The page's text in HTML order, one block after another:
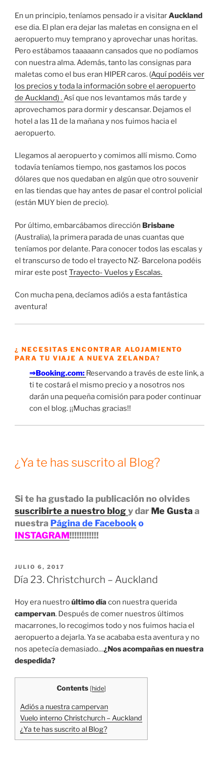
En un principio, teníamos pensado ir a visitarAuckland
ese dia. El plan era dejar las maletas en consigna en el
aeropuerto muy temprano y aprovechar unas horitas.
Pero estábamos taaaaann cansados que no podíamos
con nuestra alma. Además, tanto las consignas para
maletas como el bus eran HIPER caros. (Aquí podéis ver
los precios y toda la información sobre el aeropuerto
de Auckland) .Así que nos levantamos más tarde y
aprovechamos para dormir y descansar. Dejamos el
hotel a las 11 de la mañana y nos fuimos hacia el
aeropuerto.
Llegamos al aeropuerto y comimos allí mismo. Como
todavía teníamos tiempo, nos gastamos los pocos
dólares que nos quedaban en algún que otro souvenir
en las tiendas que hay antes de pasar el control policial
(están MUY bien de precio).
Por último, embarcábamos dirección Brisbane
(Australia), la primera parada de unas cuantas que
teníamos por delante. Para conocer todos las escalas y
el transcurso de todo el trayecto NZ- Barcelona podéis
mirar este postTrayecto- Vuelos y Escalas.
Con mucha pena, decíamos adiós a esta fantástica
aventura!
¿ NECESITAS ENCONTRAR ALOJAMIENTO
PARA TU VIAJE A NUEVA ZELANDA?
⇒Booking.com: Reservando a través de este link, a
ti te costará el mismo precio y a nosotros nos
darán una pequeña comisión para poder continuar
con el blog. ¡¡Muchas gracias!!
¿Ya te has suscrito al Blog?
Si te ha gustado la publicación no olvides
suscribirte a nuestro blogy dar Me Gustaa
nuestra Página de Facebooko
INSTAGRAM!!!!!!!!!!!!
PUBLICADO
EL
JULIO 6, 2017
Día 23. Christchurch – Auckland
Hoy era nuestroúltimo día con nuestra querida
campervan. Después de comer nuestros últimos
macarrones, lo recogimos todo y nos fuimos hacia el
aeropuerto a dejarla. Ya se acababa esta aventura y no
nos apetecía demasiado…¿Nos acompañas en nuestra
despedida?
Contents [hide]
Adiós a nuestra campervan
Vuelo interno Christchurch – Auckland
¿Ya te has suscrito al Blog?